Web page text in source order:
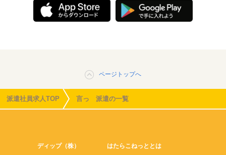
ページトップへ
派遣社員求人TOP 言っ 派遣の一覧
ディップ（株） はたらこねっととは